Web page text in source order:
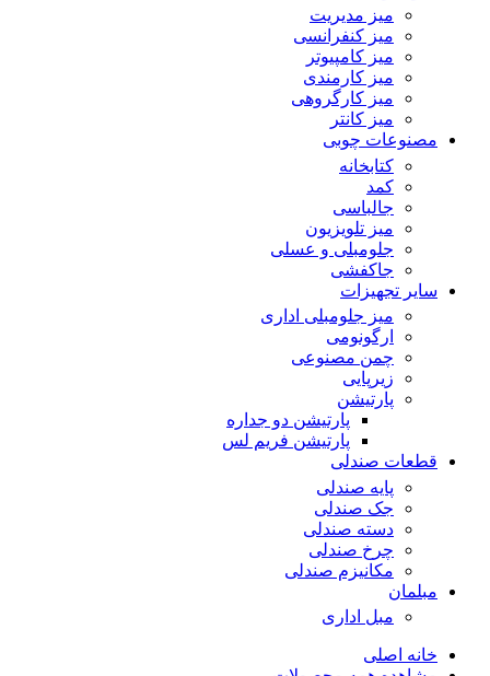
میز مدیریت
میز کنفرانسی
میز کامپیوتر
میز کارمندی
میز کارگروهی
میز کانتر
مصنوعات چوبی
کتابخانه
کمد
جالباسی
میز تلویزیون
جلومبلی و عسلی
جاکفشی
سایر تجهیزات
میز جلومبلی اداری
ارگونومی
چمن مصنوعی
زیرپایی
پارتیشن
پارتیشن دو جداره
پارتیشن فریم لس
قطعات صندلی
پایه صندلی
جک صندلی
دسته صندلی
چرخ صندلی
مکانیزم صندلی
مبلمان
مبل اداری
خانه اصلی